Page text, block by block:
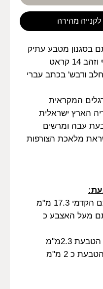
לקנייה מהירה
בסגנון מטבע עתיק
14 קראט
ודבש' בכתב עברי
המקראית
הארץ ישראלית
עבה ומרשים
מלאכת הצורפות
17.3 מ"מ
מעל האצבע כ
2.3מ"מ
כ 2 מ"מ